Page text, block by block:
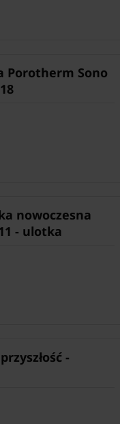
Sono
nowoczesna
- ulotka
-